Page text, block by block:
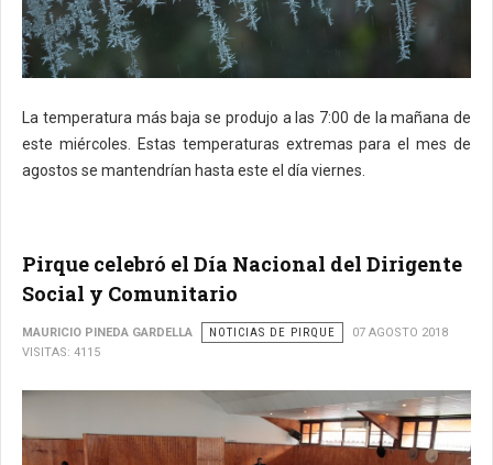
La temperatura más baja se produjo a las 7:00 de la mañana de
este miércoles. Estas temperaturas extremas para el mes de
agostos se mantendrían hasta este el día viernes.
Pirque celebró el Día Nacional del Dirigente
Social y Comunitario
MAURICIO PINEDA GARDELLA NOTICIAS DE PIRQUE
07 AGOSTO 2018
VISITAS: 4115